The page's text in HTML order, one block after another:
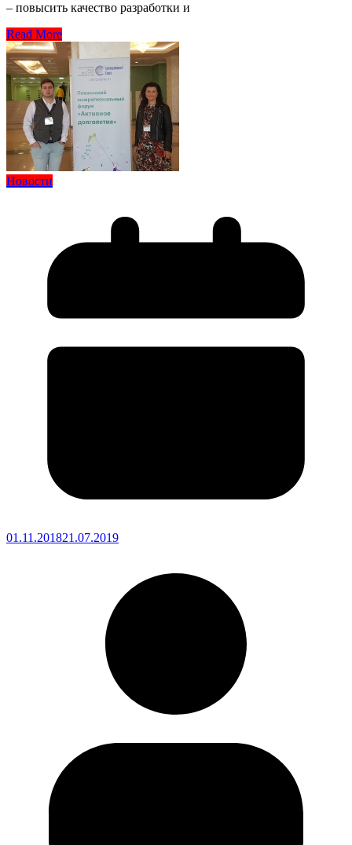
– повысить качество разработки и
Read More
Новости
01.11.201821.07.2019